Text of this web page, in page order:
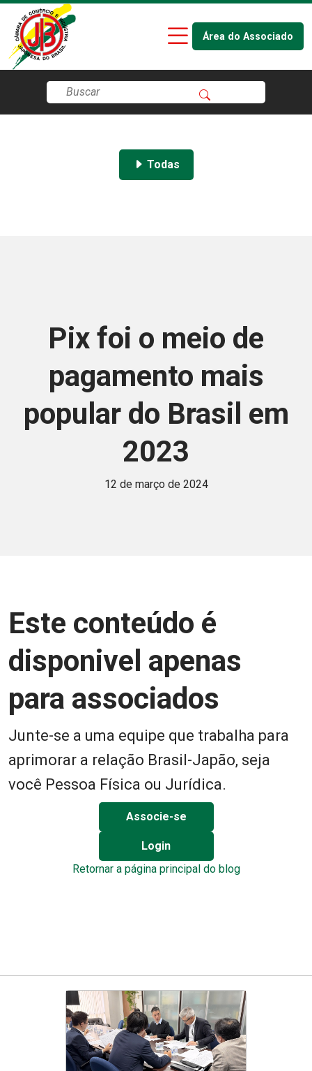
Área do Associado
Todas
Pix foi o meio de
pagamento mais
popular do Brasil em
2023
12 de março de 2024
Este conteúdo é
disponivel apenas
para associados
Junte-se a uma equipe que trabalha para
aprimorar a relação Brasil-Japão, seja
você Pessoa Física ou Jurídica.
Associe-se
Login
Retornar a página principal do blog